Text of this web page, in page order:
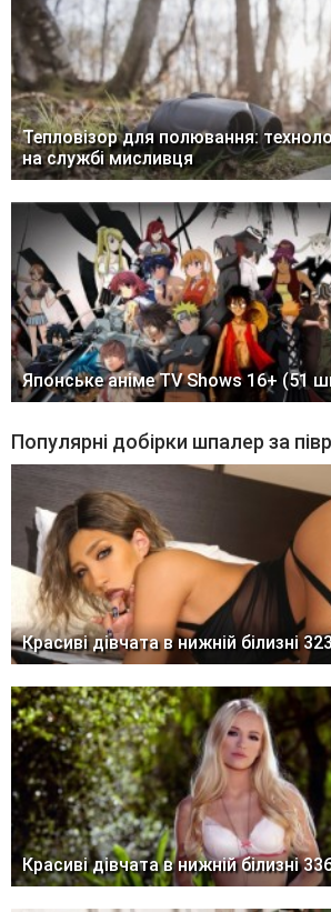
Тепловізор для полювання:
на службі мисливця
Японське аніме TV Shows 16+ (51
Популярні добірки шпалер за
Красиві дівчата в нижній білизні
Красиві дівчата в нижній білизні